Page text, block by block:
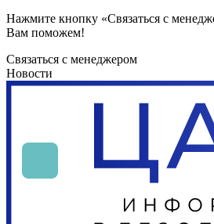
Нажмите кнопку «Связаться с
Вам поможем!
Связаться с менеджером
Новости